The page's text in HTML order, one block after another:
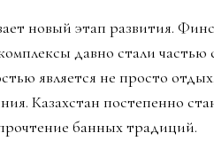
новый этап развития.
давно стали частью
является не просто
Казахстан постепенно
банных традиций.